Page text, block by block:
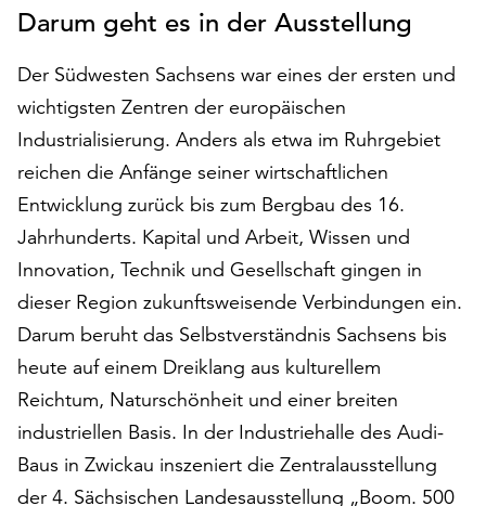
den
der
Seite
notwendig
sind
(funktionale
Cookies),
sowie
solche,
die
lediglich
zu
anonymen
Statistikzwecken
genutzt
Klicken
Sie
Darum geht es in der Ausstellung
Der Südwesten Sachsens war eines der ersten und
wichtigsten Zentren der europäischen
Industrialisierung. Anders als etwa im Ruhrgebiet
reichen die Anfänge seiner wirtschaftlichen
Entwicklung zurück bis zum Bergbau des 16.
Jahrhunderts. Kapital und Arbeit, Wissen und
Innovation, Technik und Gesellschaft gingen in
dieser Region zukunftsweisende Verbindungen ein.
Darum beruht das Selbstverständnis Sachsens bis
heute auf einem Dreiklang aus kulturellem
Reichtum, Naturschönheit und einer breiten
industriellen Basis. In der Industriehalle des Audi-
Baus in Zwickau inszeniert die Zentralausstellung
der 4. Sächsischen Landesausstellung „Boom. 500